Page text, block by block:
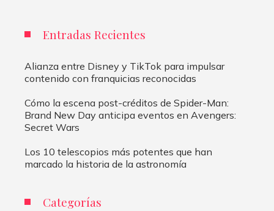
Entradas Recientes
Alianza entre Disney y TikTok para impulsar
contenido con franquicias reconocidas
Cómo la escena post-créditos de Spider-Man:
Brand New Day anticipa eventos en Avengers:
Secret Wars
Los 10 telescopios más potentes que han
marcado la historia de la astronomía
Categorías